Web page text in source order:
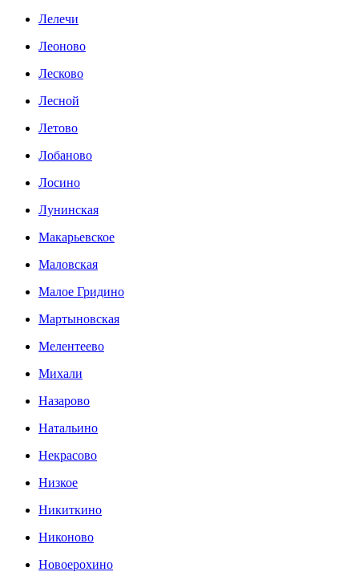
Лелечи
Леоново
Лесково
Лесной
Летово
Лобаново
Лосино
Лунинская
Макарьевское
Маловская
Малое Гридино
Мартыновская
Мелентеево
Михали
Назарово
Натальино
Некрасово
Низкое
Никиткино
Никоново
Новоерохино